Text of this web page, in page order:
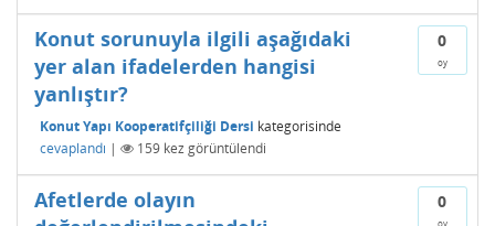
0
oy
Konut sorunuyla ilgili aşağıdaki
yer alan ifadelerden hangisi
yanlıştır?
Konut Yapı Kooperatifçiliği Dersi kategorisinde
cevaplandı | 159 kez görüntülendi
0
oy
Afetlerde olayın